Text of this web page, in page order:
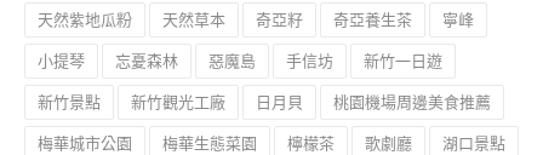
天然紫地瓜粉 天然草本 奇亞籽 奇亞養生茶 寧峰
小提琴 忘憂森林 惡魔島 手信坊 新竹一日遊
新竹景點 新竹觀光工廠 日月貝 桃園機場周邊美食推薦
梅華城市公園 梅華生態菜園 檸檬茶 歌劇廳 湖口景點